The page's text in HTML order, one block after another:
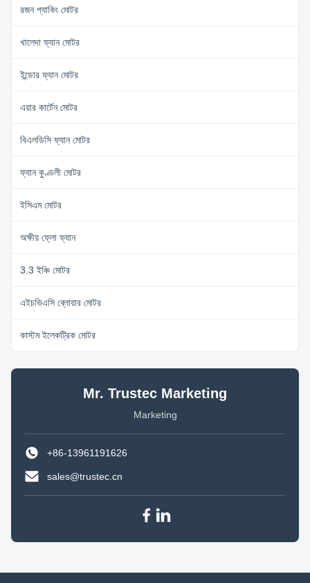
রজন প্যাকিং মোটর
খালেদা ফ্যান মোটর
ইন্ডোর ফ্যান মোটর
এয়ার কার্টেন মোটর
বিএলডিসি ফ্যান মোটর
ফ্যান কুণ্ডলী মোটর
ইসিএম মোটর
অক্ষীয় ফ্লো ফ্যান
3.3 ইঞ্চি মোটর
এইচভিএসি ব্লোয়ার মোটর
কাস্টম ইলেকট্রিক মোটর
Mr. Trustec Marketing
Marketing
+86-13961191626
sales@trustec.cn